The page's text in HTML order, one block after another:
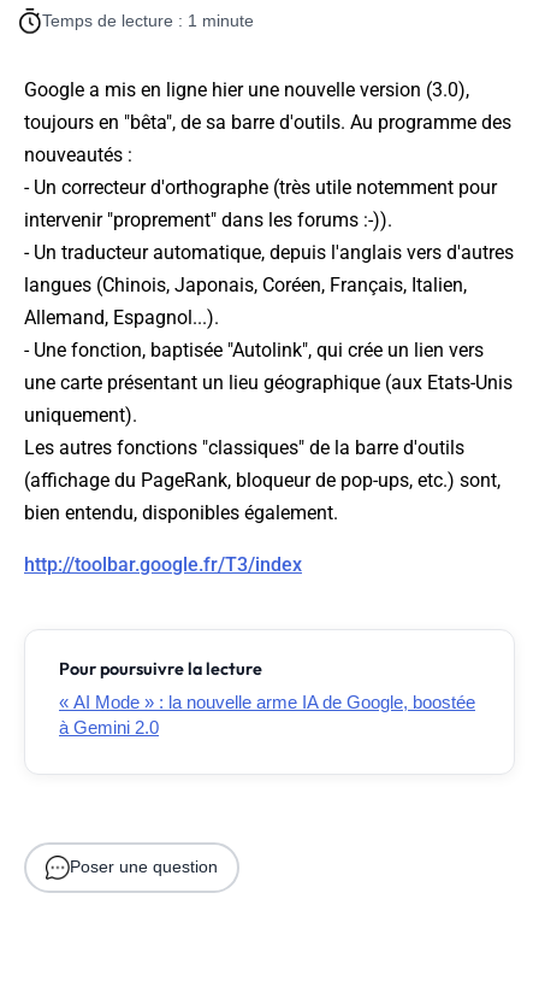
Temps de lecture : 1 minute
Google a mis en ligne hier une nouvelle version (3.0),
toujours en "bêta", de sa barre d'outils. Au programme des
nouveautés :
- Un correcteur d'orthographe (très utile notemment pour
intervenir "proprement" dans les forums :-)).
- Un traducteur automatique, depuis l'anglais vers d'autres
langues (Chinois, Japonais, Coréen, Français, Italien,
Allemand, Espagnol...).
- Une fonction, baptisée "Autolink", qui crée un lien vers
une carte présentant un lieu géographique (aux Etats-Unis
uniquement).
Les autres fonctions "classiques" de la barre d'outils
(affichage du PageRank, bloqueur de pop-ups, etc.) sont,
bien entendu, disponibles également.
http://toolbar.google.fr/T3/index
Pour poursuivre la lecture
« AI Mode » : la nouvelle arme IA de Google, boostée
à Gemini 2.0
Poser une question